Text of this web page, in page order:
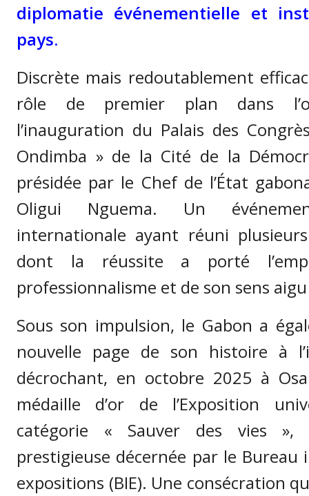
diplomatie événementielle et
pays.
Discrète mais redoutablement
rôle de premier plan dans
l’inauguration du Palais des
Ondimba » de la Cité de la
présidée par le Chef de l’État
Oligui Nguema. Un
internationale ayant réuni
dont la réussite a porté
professionnalisme et de son sens aigu
Sous son impulsion, le Gabon a
nouvelle page de son histoire à
décrochant, en octobre 2025 à
médaille d’or de l’Exposition
catégorie « Sauver des vies »,
prestigieuse décernée par le
expositions (BIE). Une consécration